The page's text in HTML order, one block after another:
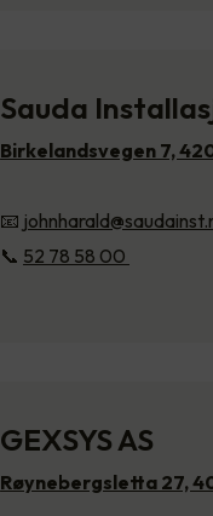
Sauda
Birkelandsvegen 7,
📧
📞 52 78 58 00
GEXSYS AS
Røynebergsletta 27,